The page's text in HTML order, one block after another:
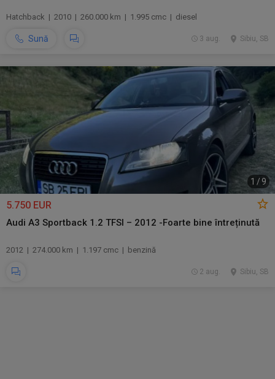
Hatchback | 2010 | 260.000 km | 1.995 cmc | diesel
Sună Sibiu, SB
3 aug.
1 /9
5.750 EUR
Audi A3 Sportback 1.2 TFSI – 2012 -Foarte bine întreținută
2012 | 274.000 km | 1.197 cmc | benzină
Sibiu, SB
2 aug.